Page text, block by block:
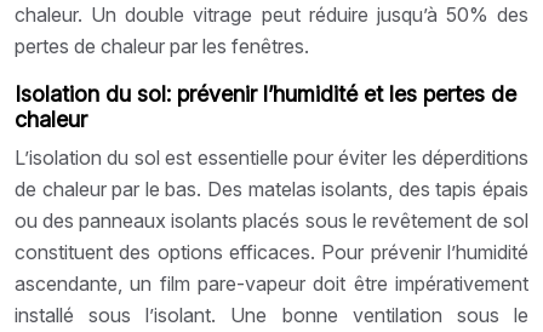
chaleur. Un double vitrage peut réduire jusqu’à 50% des
pertes de chaleur par les fenêtres.
Isolation du sol: prévenir l’humidité et les pertes de
chaleur
L’isolation du sol est essentielle pour éviter les déperditions
de chaleur par le bas. Des matelas isolants, des tapis épais
ou des panneaux isolants placés sous le revêtement de sol
constituent des options efficaces. Pour prévenir l’humidité
ascendante, un film pare-vapeur doit être impérativement
installé sous l’isolant. Une bonne ventilation sous le